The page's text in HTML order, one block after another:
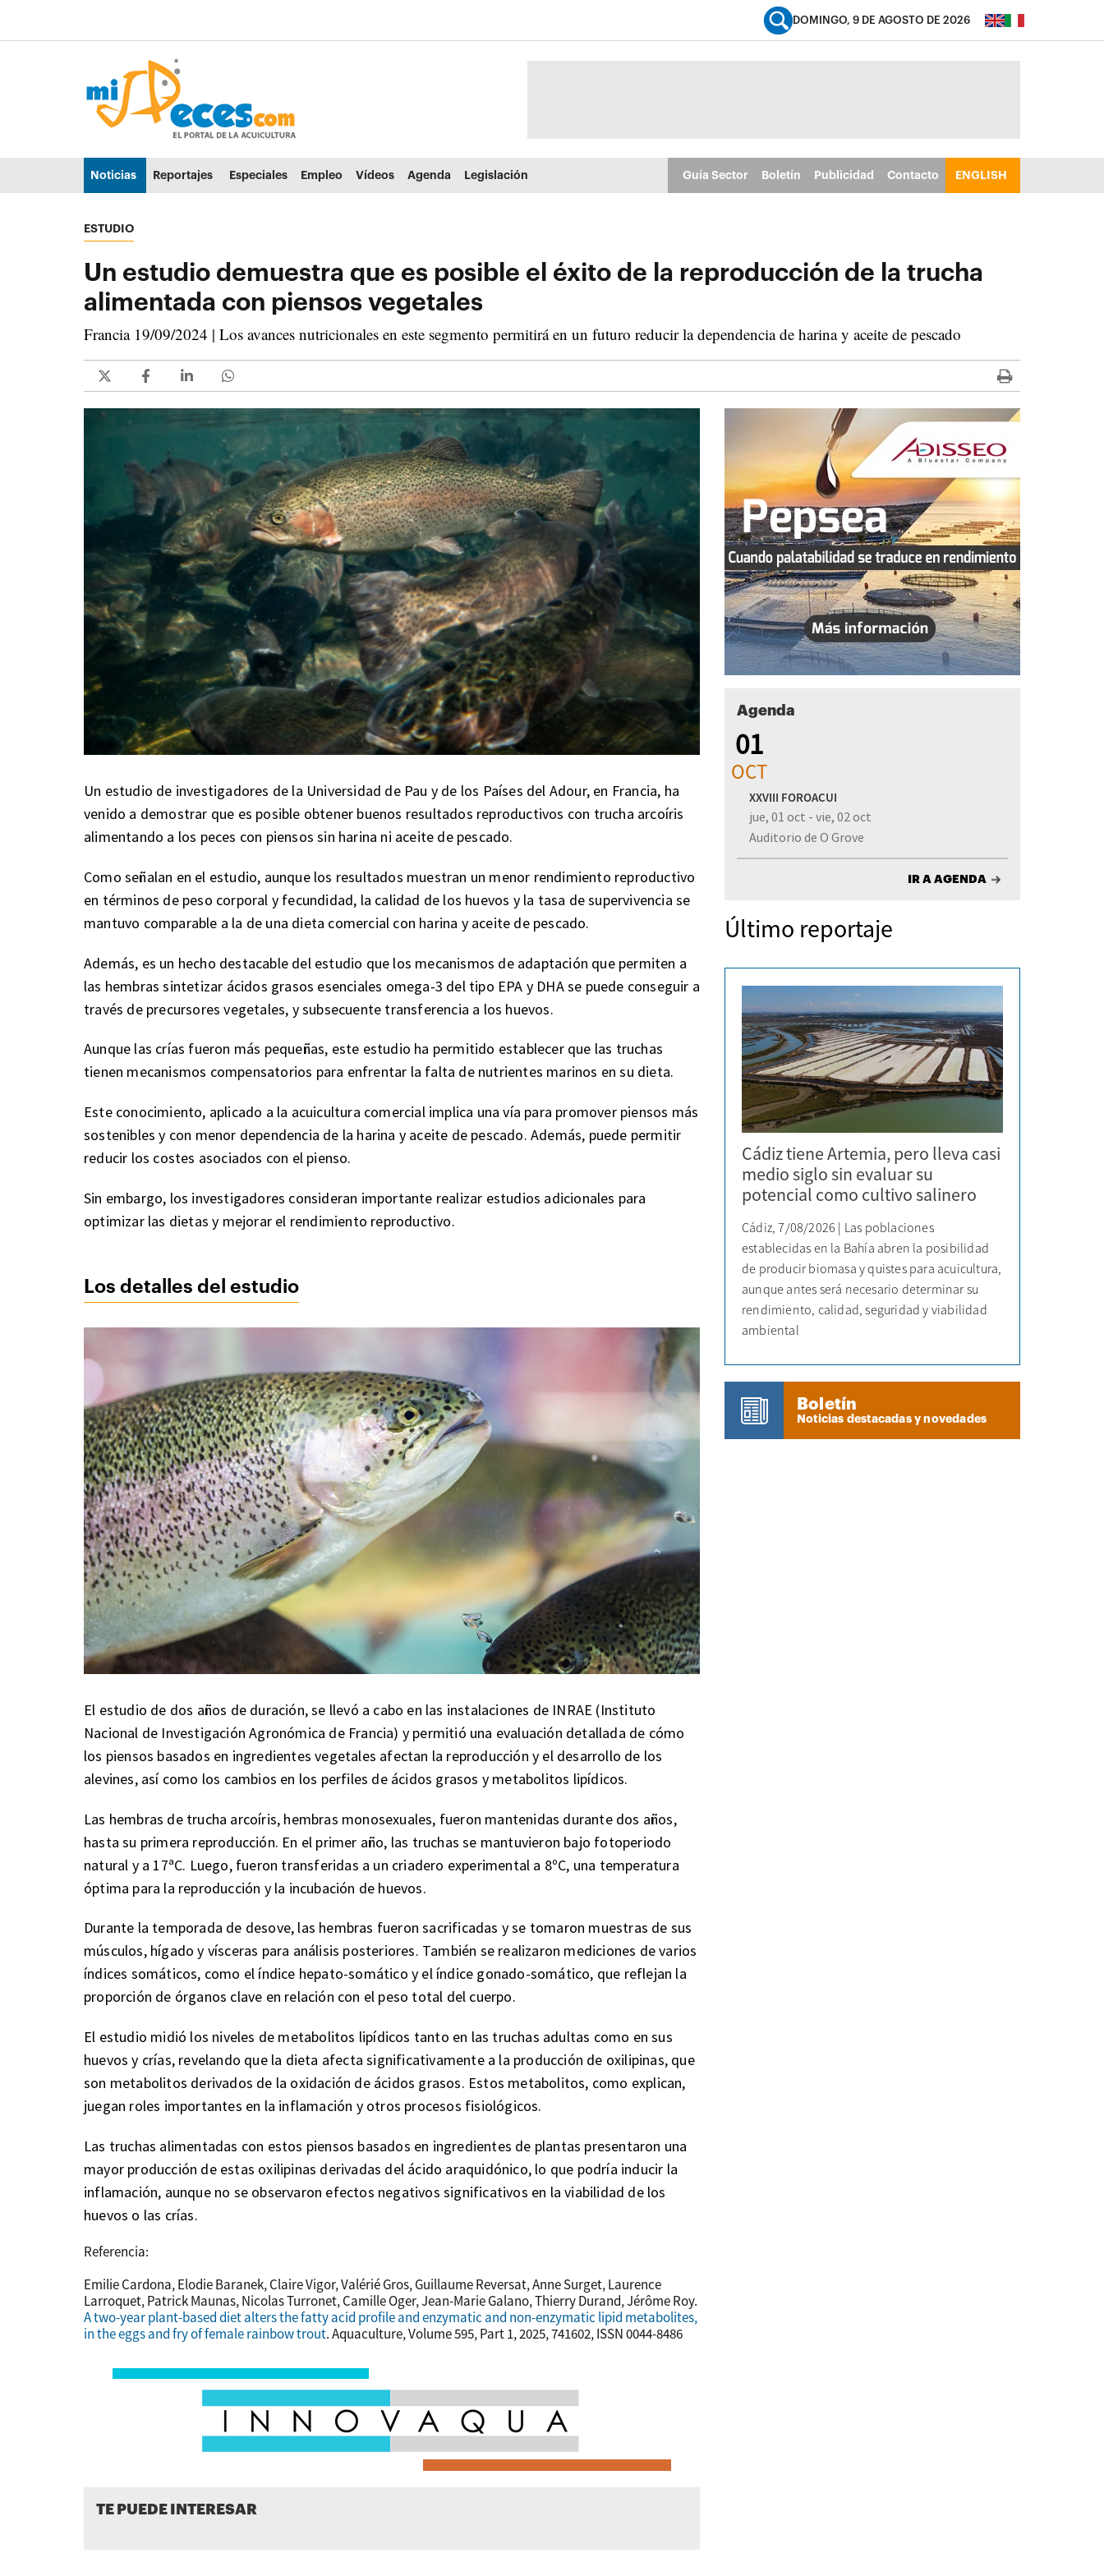
Ir al menú principal (alt + u)
DOMINGO, 9 DE AGOSTO DE 2026
Noticias Reportajes Especiales Empleo Vídeos Agenda Legislación Guía Sector Boletín Publicidad Contacto ENGLISH
ESTUDIO
Un estudio demuestra que es posible el éxito de la reproducción de la trucha
alimentada con piensos vegetales
Francia 19/09/2024 | Los avances nutricionales en este segmento permitirá en un futuro reducir la dependencia de harina y aceite de pescado
Un estudio de investigadores de la Universidad de Pau y de los Países del Adour, en Francia, ha
venido a demostrar que es posible obtener buenos resultados reproductivos con trucha arcoíris
alimentando a los peces con piensos sin harina ni aceite de pescado.
Como señalan en el estudio, aunque los resultados muestran un menor rendimiento reproductivo
en términos de peso corporal y fecundidad, la calidad de los huevos y la tasa de supervivencia se
mantuvo comparable a la de una dieta comercial con harina y aceite de pescado.
Además, es un hecho destacable del estudio que los mecanismos de adaptación que permiten a
las hembras sintetizar ácidos grasos esenciales omega-3 del tipo EPA y DHA se puede conseguir a
través de precursores vegetales, y subsecuente transferencia a los huevos.
Aunque las crías fueron más pequeñas, este estudio ha permitido establecer que las truchas
tienen mecanismos compensatorios para enfrentar la falta de nutrientes marinos en su dieta.
Este conocimiento, aplicado a la acuicultura comercial implica una vía para promover piensos más
sostenibles y con menor dependencia de la harina y aceite de pescado. Además, puede permitir
reducir los costes asociados con el pienso.
Sin embargo, los investigadores consideran importante realizar estudios adicionales para
optimizar las dietas y mejorar el rendimiento reproductivo.
Los detalles del estudio
El estudio de dos años de duración, se llevó a cabo en las instalaciones de INRAE (Instituto
Nacional de Investigación Agronómica de Francia) y permitió una evaluación detallada de cómo
los piensos basados en ingredientes vegetales afectan la reproducción y el desarrollo de los
alevines, así como los cambios en los perfiles de ácidos grasos y metabolitos lipídicos.
Las hembras de trucha arcoíris, hembras monosexuales, fueron mantenidas durante dos años,
hasta su primera reproducción. En el primer año, las truchas se mantuvieron bajo fotoperiodo
natural y a 17ªC. Luego, fueron transferidas a un criadero experimental a 8ºC, una temperatura
óptima para la reproducción y la incubación de huevos.
Durante la temporada de desove, las hembras fueron sacrificadas y se tomaron muestras de sus
músculos, hígado y vísceras para análisis posteriores. También se realizaron mediciones de varios
índices somáticos, como el índice hepato-somático y el índice gonado-somático, que reflejan la
proporción de órganos clave en relación con el peso total del cuerpo.
El estudio midió los niveles de metabolitos lipídicos tanto en las truchas adultas como en sus
huevos y crías, revelando que la dieta afecta significativamente a la producción de oxilipinas, que
son metabolitos derivados de la oxidación de ácidos grasos. Estos metabolitos, como explican,
juegan roles importantes en la inflamación y otros procesos fisiológicos.
Las truchas alimentadas con estos piensos basados en ingredientes de plantas presentaron una
mayor producción de estas oxilipinas derivadas del ácido araquidónico, lo que podría inducir la
inflamación, aunque no se observaron efectos negativos significativos en la viabilidad de los
huevos o las crías.
Referencia:
Emilie Cardona, Elodie Baranek, Claire Vigor, Valérié Gros, Guillaume Reversat, Anne Surget, Laurence
Larroquet, Patrick Maunas, Nicolas Turronet, Camille Oger, Jean-Marie Galano, Thierry Durand, Jérôme Roy.
A two-year plant-based diet alters the fatty acid profile and enzymatic and non-enzymatic lipid metabolites,
in the eggs and fry of female rainbow trout. Aquaculture, Volume 595, Part 1, 2025, 741602, ISSN 0044-8486
TE PUEDE INTERESAR
Agenda
01
OCT
XXVIII FOROACUI
jue, 01 oct - vie, 02 oct
Auditorio de O Grove
IR A AGENDA
Último reportaje
Cádiz tiene Artemia, pero lleva casi
medio siglo sin evaluar su
potencial como cultivo salinero
Cádiz, 7/08/2026 | Las poblaciones
establecidas en la Bahía abren la posibilidad
de producir biomasa y quistes para acuicultura,
aunque antes será necesario determinar su
rendimiento, calidad, seguridad y viabilidad
ambiental
Boletín
Noticias destacadas y novedades